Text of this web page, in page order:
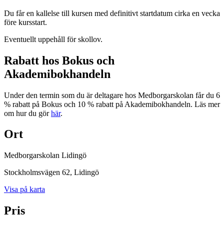
Du får en kallelse till kursen med definitivt startdatum cirka en vecka
före kursstart.
Eventuellt uppehåll för skollov.
Rabatt hos Bokus och
Akademibokhandeln
Under den termin som du är deltagare hos Medborgarskolan får du 6
% rabatt på Bokus och 10 % rabatt på Akademibokhandeln. Läs mer
om hur du görhär.
Ort
Medborgarskolan Lidingö
Stockholmsvägen 62, Lidingö
Visa på karta
Pris